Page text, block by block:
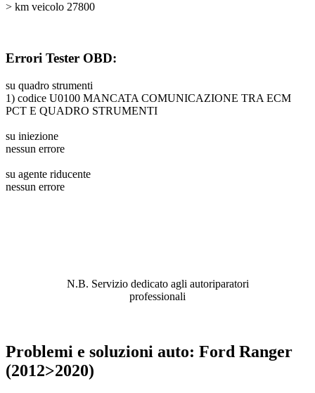
> km veicolo 27800
Errori Tester OBD:
su quadro strumenti
1) codice U0100 MANCATA COMUNICAZIONE TRA ECM
PCT E QUADRO STRUMENTI
su iniezione
nessun errore
su agente riducente
nessun errore
N.B. Servizio dedicato agli autoriparatori
professionali
Problemi e soluzioni auto: Ford Ranger
(2012>2020)